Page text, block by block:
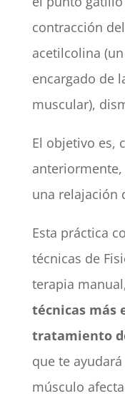
contracción
acetilcolina
encargado de
muscular),
El objetivo es,
una relajación
Esta práctica
técnicas de
terapia
técnicas más
tratamiento
que te
músculo